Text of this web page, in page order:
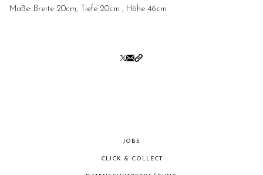
Maße: Breite 20cm, Tiefe 20cm , Höhe 46cm
JOBS
CLICK & COLLECT